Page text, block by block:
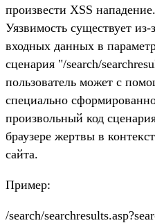
произвести XSS нападение.
Уязвимость существует
входных данных в
сценария "/search/
пользователь может с
специально
произвольный код
браузере жертвы в
сайта.
Пример:
/search/